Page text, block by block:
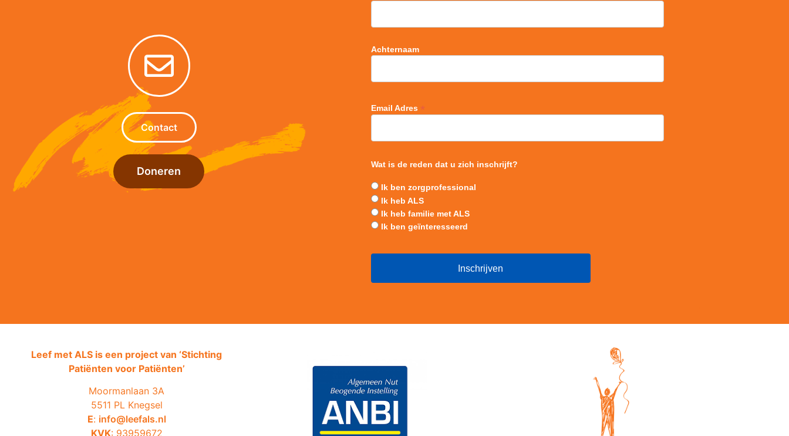
Contact
Doneren
Achternaam
Email Adres *
Wat is de reden dat u zich inschrijft?
Ik ben zorgprofessional
Ik heb ALS
Ik heb familie met ALS
Ik ben geïnteresseerd
Leef met ALS is een project van ‘Stichting
Patiënten voor Patiënten’
Moormanlaan 3A
5511 PL Knegsel
E: info@leefals.nl
KVK: 93959672